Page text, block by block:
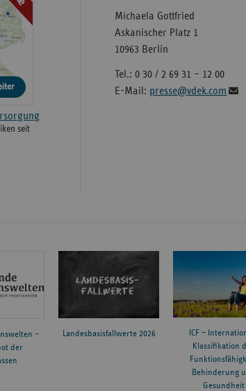
Michaela Gottfried
Askanischer Platz 1
10963 Berlin
Tel.: 0 30 / 2 69 31 – 12 00
E-Mail: presse@vdek.com
seit
–
der
Landesbasisfallwerte 2026
ICF –
Klassifikation
Behinderung
Gesundheit